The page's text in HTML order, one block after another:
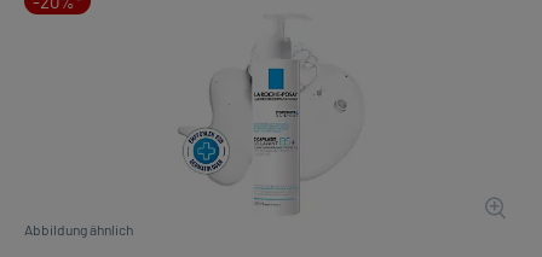
Abbildung ähnlich